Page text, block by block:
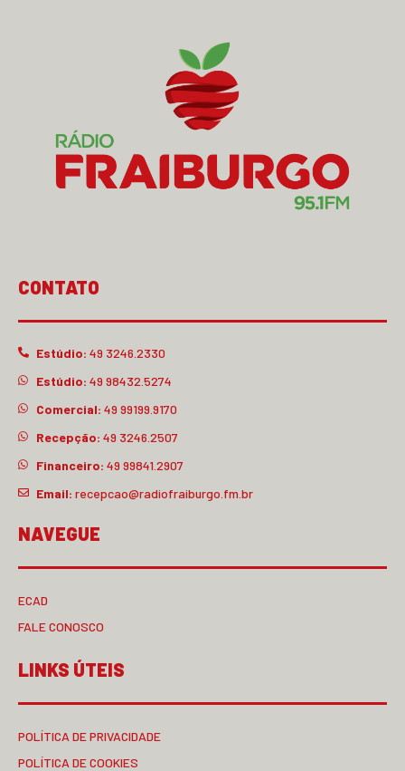
CONTATO
Estúdio: 49 3246.2330
Estúdio: 49 98432.5274
Comercial: 49 99199.9170
Recepção: 49 3246.2507
Financeiro: 49 99841.2907
Email: recepcao@radiofraiburgo.fm.br
NAVEGUE
ECAD
FALE CONOSCO
LINKS ÚTEIS
POLÍTICA DE PRIVACIDADE
POLÍTICA DE COOKIES